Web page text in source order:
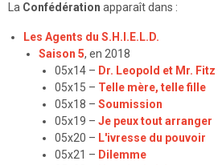
La Confédération apparaît dans :
Les Agents du S.H.I.E.L.D.
Saison 5, en 2018
05x14 – Dr. Leopold et Mr. Fitz
05x15 – Telle mère, telle fille
05x18 – Soumission
05x19 – Je peux tout arranger
05x20 – L'ivresse du pouvoir
05x21 – Dilemme